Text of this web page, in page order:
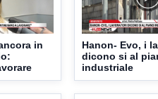
in
Hanon- Evo, i
dicono si al
industriale